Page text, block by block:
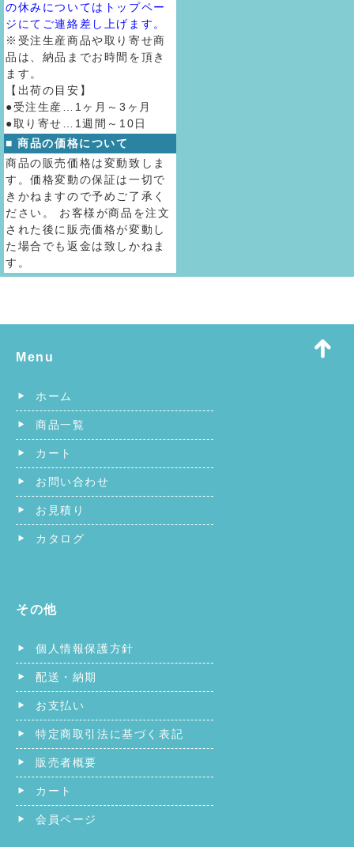
の休みについてはトップペー
ジにてご連絡差し上げます。
※受注生産商品や取り寄せ商
品は、納品までお時間を頂き
ます。
【出荷の目安】
●受注生産…1ヶ月～3ヶ月
●取り寄せ…1週間～10日
■ 商品の価格について
商品の販売価格は変動致しま
す。価格変動の保証は一切で
きかねますので予めご了承く
ださい。 お客様が商品を注文
された後に販売価格が変動し
た場合でも返金は致しかねま
す。
Menu
ホーム
商品一覧
カート
お問い合わせ
お見積り
カタログ
その他
個人情報保護方針
配送・納期
お支払い
特定商取引法に基づく表記
販売者概要
カート
会員ページ